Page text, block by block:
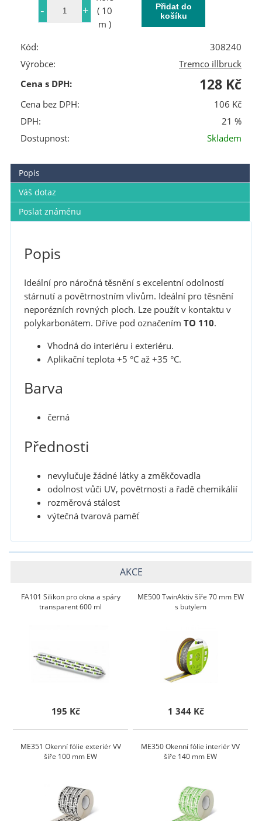
( 10
m )
Kód:
308240
Výrobce:
Tremco illbruck
Cena s DPH:
128 Kč
Cena bez DPH:
106 Kč
DPH:
21 %
Dostupnost:
Skladem
Popis
Váš dotaz
Poslat známénu
Popis
Ideální pro náročná těsnění s excelentní odolností
stárnutí a povětrnostním vlivům. Ideální pro těsnění
neporézních rovných ploch. Lze použít v kontaktu v
polykarbonátem. Dříve pod označením TO 110.
Vhodná do interiéru i exteriéru.
Aplikační teplota +5 °C až +35 °C.
Barva
černá
Přednosti
nevylučuje žádné látky a změkčovadla
odolnost vůči UV, povětrnosti a řadě chemikálií
rozměrová stálost
výtečná tvarová paměť
AKCE
FA101 Silikon pro okna a spáry
transparent 600 ml
195 Kč
ME500 TwinAktiv šíře 70 mm EW
s butylem
1 344 Kč
ME351 Okenní fólie exteriér VV
šíře 100 mm EW
ME350 Okenní fólie interiér VV
šíře 140 mm EW